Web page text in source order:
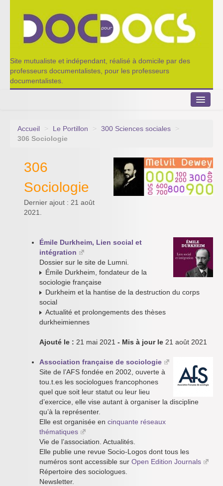
Site mutualiste et indépendant, réalisé à domicile par des
professeurs documentalistes, pour les professeurs
documentalistes.
Le Portillon
Nos outils de partage
Qui sommes-nous ?
Accueil > Le Portillon > 300 Sciences sociales
>
306 Sociologie
306
Sociologie
Dernier ajout : 21 août
2021.
Émile Durkheim, Lien social et
intégration
Dossier sur le site de Lumni.
Émile Durkheim, fondateur de la
sociologie française
Durkheim et la hantise de la destruction du corps
social
Actualité et prolongements des thèses
durkheimiennes
Ajouté le : 21 mai 2021 - Mis à jour le 21 août 2021
Association française de sociologie
Site de l’AFS fondée en 2002, ouverte à
tou.t.es les sociologues francophones
quel que soit leur statut ou leur lieu
d’exercice, elle vise autant à organiser la discipline
qu’à la représenter.
Elle est organisée en cinquante réseaux
thématiques
Vie de l’association. Actualités.
Elle publie une revue Socio-Logos dont tous les
numéros sont accessible sur Open Edition Journals
Répertoire des sociologues.
Newsletter.